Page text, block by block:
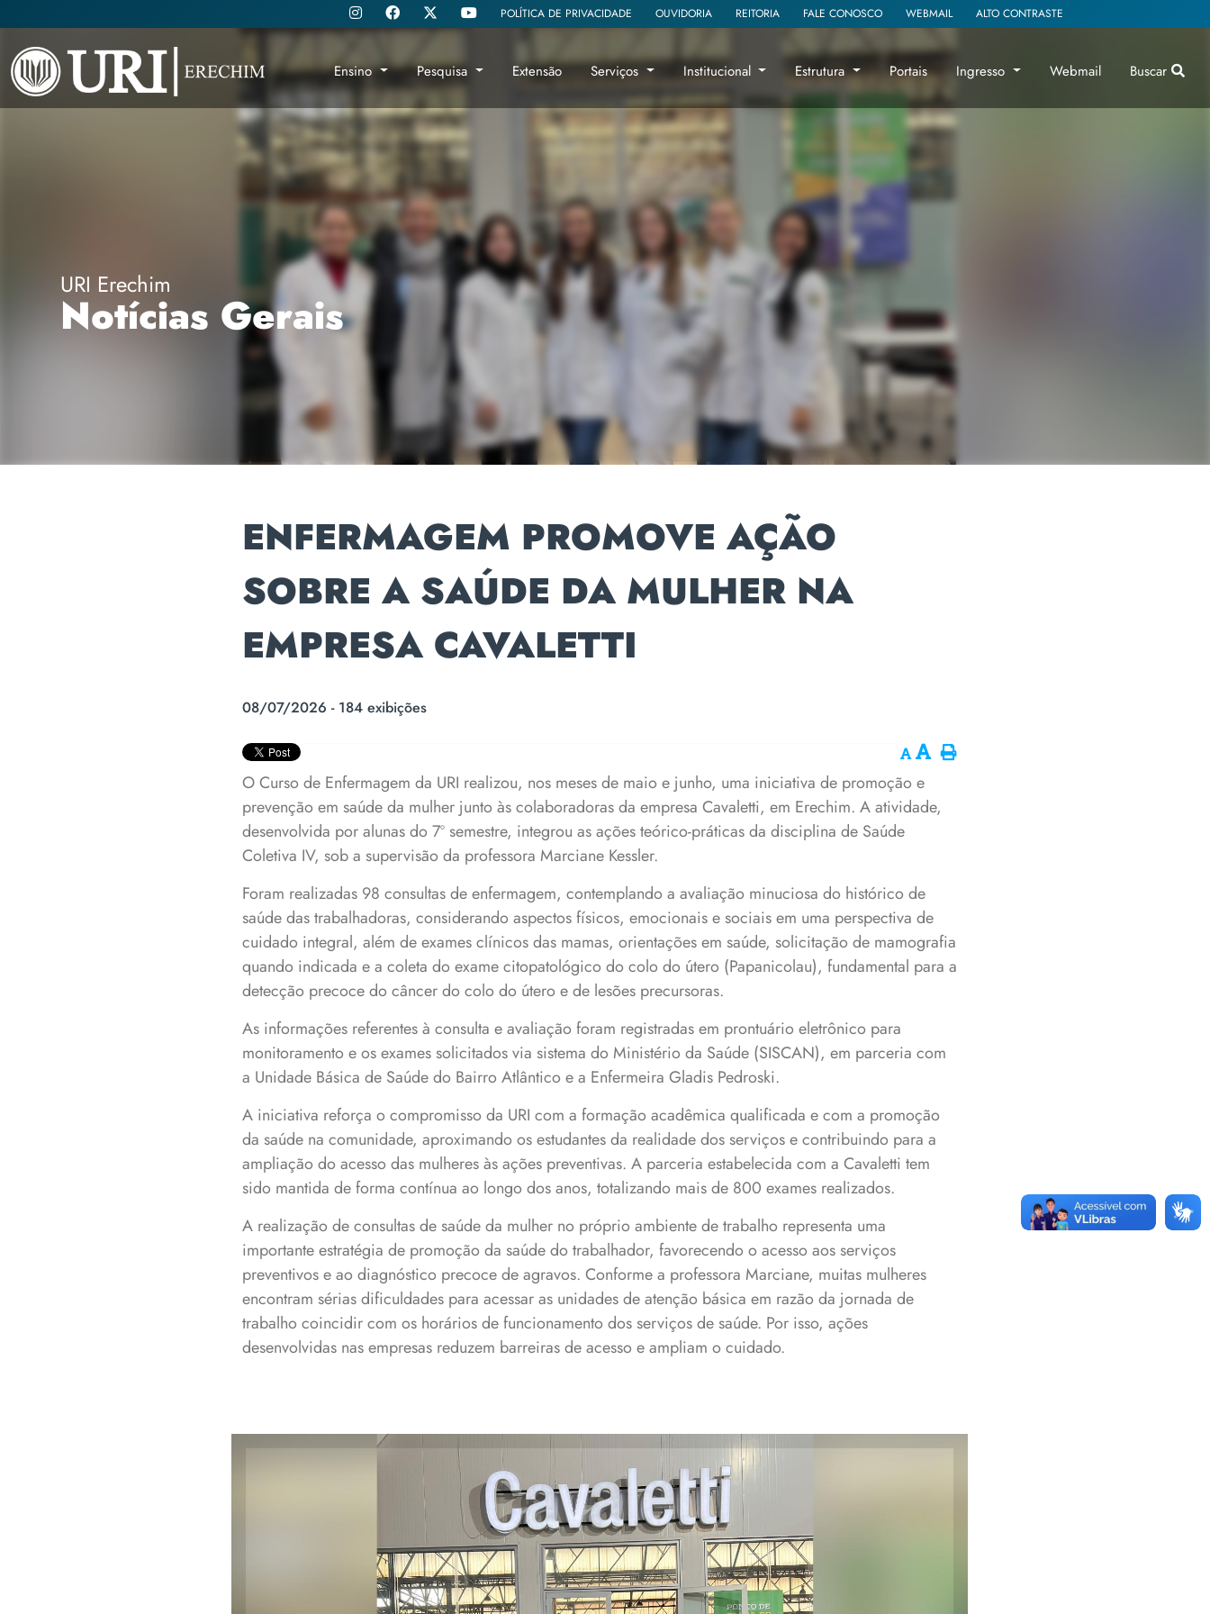
Ensino Pesquisa Extensão Serviços Institucional Estrutura Portais Ingresso Webmail Buscar
POLÍTICA DE PRIVACIDADE OUVIDORIA REITORIA FALE CONOSCO WEBMAIL ALTO CONTRASTE
URI Erechim
Notícias Gerais
ENFERMAGEM PROMOVE AÇÃO
SOBRE A SAÚDE DA MULHER NA
EMPRESA CAVALETTI
08/07/2026 - 184 exibições
O Curso de Enfermagem da URI realizou, nos meses de maio e junho, uma iniciativa de promoção e
prevenção em saúde da mulher junto às colaboradoras da empresa Cavaletti, em Erechim. A atividade,
desenvolvida por alunas do 7º semestre, integrou as ações teórico-práticas da disciplina de Saúde
Coletiva IV, sob a supervisão da professora Marciane Kessler.
Foram realizadas 98 consultas de enfermagem, contemplando a avaliação minuciosa do histórico de
saúde das trabalhadoras, considerando aspectos físicos, emocionais e sociais em uma perspectiva de
cuidado integral, além de exames clínicos das mamas, orientações em saúde, solicitação de mamografia
quando indicada e a coleta do exame citopatológico do colo do útero (Papanicolau), fundamental para a
detecção precoce do câncer do colo do útero e de lesões precursoras.
As informações referentes à consulta e avaliação foram registradas em prontuário eletrônico para
monitoramento e os exames solicitados via sistema do Ministério da Saúde (SISCAN), em parceria com
a Unidade Básica de Saúde do Bairro Atlântico e a Enfermeira Gladis Pedroski.
A iniciativa reforça o compromisso da URI com a formação acadêmica qualificada e com a promoção
da saúde na comunidade, aproximando os estudantes da realidade dos serviços e contribuindo para a
ampliação do acesso das mulheres às ações preventivas. A parceria estabelecida com a Cavaletti tem
sido mantida de forma contínua ao longo dos anos, totalizando mais de 800 exames realizados.
A realização de consultas de saúde da mulher no próprio ambiente de trabalho representa uma
importante estratégia de promoção da saúde do trabalhador, favorecendo o acesso aos serviços
preventivos e ao diagnóstico precoce de agravos. Conforme a professora Marciane, muitas mulheres
encontram sérias dificuldades para acessar as unidades de atenção básica em razão da jornada de
trabalho coincidir com os horários de funcionamento dos serviços de saúde. Por isso, ações
desenvolvidas nas empresas reduzem barreiras de acesso e ampliam o cuidado.